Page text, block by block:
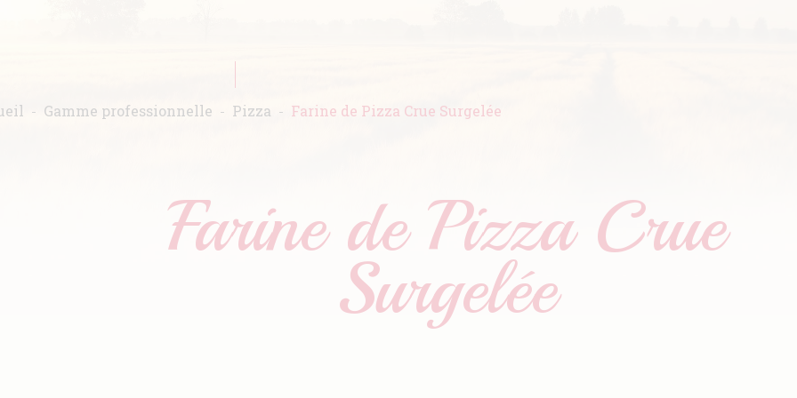
Gamme professionnelle Pizza Farine de Pizza Crue Surgelée
Farine de Pizza Crue
Surgelée